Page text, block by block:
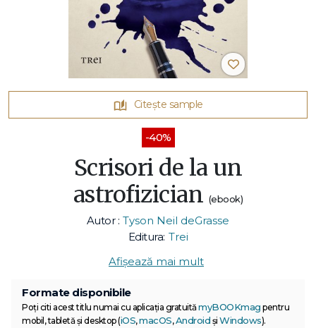
Citește sample
-40%
Scrisori de la un
astrofizician (ebook)
Autor : Tyson Neil deGrasse
Editura: Trei
Afișează mai mult
Formate disponibile
Poți citi acest titlu numai cu aplicația gratuitămyBOOKmag pentru
mobil, tabletă și desktop (iOS,macOS,Android și Windows).